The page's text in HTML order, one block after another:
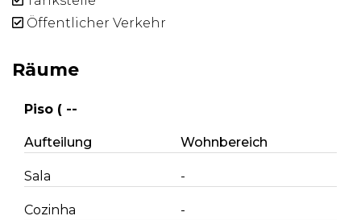
Öffentlicher Verkehr
Räume
Piso ( --
Aufteilung Wohnbereich
Sala -
Cozinha -